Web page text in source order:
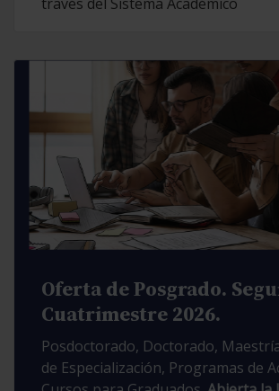
Oferta de Posgrado.
Cuatrimestre 2026.
Posdoctorado, Doctorado,
de Especialización, Programas de